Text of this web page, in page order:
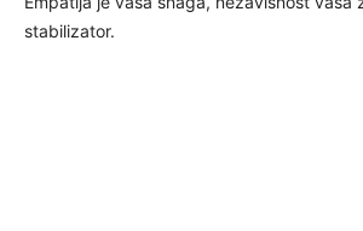
stabilizator.